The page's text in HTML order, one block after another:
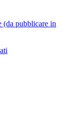
(da pubblicare in